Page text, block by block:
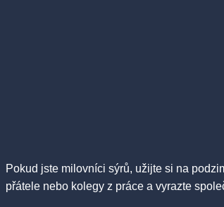
Pokud jste milovníci sýrů, užijte si na
přátele nebo kolegy z práce a vyrazte